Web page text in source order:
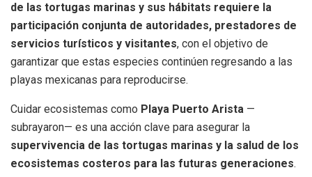
de las tortugas marinas y sus hábitats requiere la
participación conjunta de autoridades, prestadores de
servicios turísticos y visitantes, con el objetivo de
garantizar que estas especies continúen regresando a las
playas mexicanas para reproducirse.
Cuidar ecosistemas como Playa Puerto Arista —
subrayaron— es una acción clave para asegurar la
supervivencia de las tortugas marinas y la salud de los
ecosistemas costeros para las futuras generaciones.